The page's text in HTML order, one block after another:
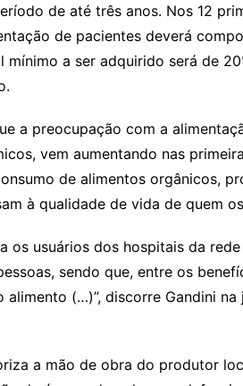
de até três anos. Nos 12
de pacientes deverá
mínimo a ser adquirido será de
a preocupação com a
vem aumentando nas
de alimentos orgânicos,
à qualidade de vida de quem
os usuários dos hospitais da
sendo que, entre os
(…)”, discorre Gandini
a mão de obra do produtor